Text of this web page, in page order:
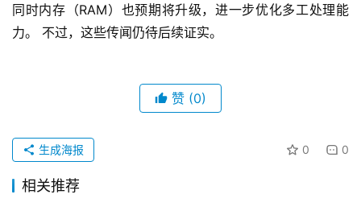
同时内存（RAM）也预期将升级，进一步优化多工处理能
力。 不过，这些传闻仍待后续证实。
赞 (0)
0 0
生成海报
相关推荐